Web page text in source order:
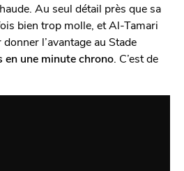
Au seul détail près que sa
bien trop molle, et Al-Tamari
l’avantage au Stade
en une minute chrono. C’est de